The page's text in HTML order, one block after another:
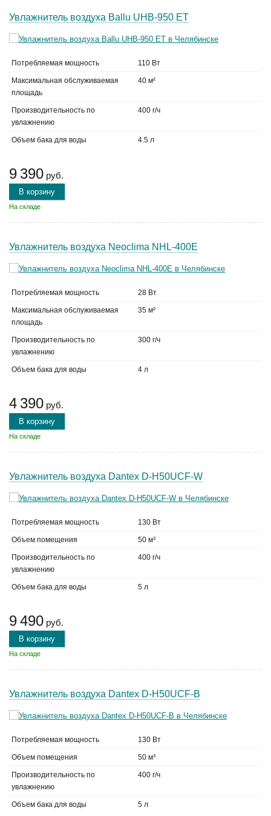
Увлажнитель воздуха Ballu UHB-950 ET
Потребляемая мощность 110 Вт
Максимальная обслуживаемая
площадь
40 м²
Производительность по
увлажнению
400 г/ч
Объем бака для воды 4.5 л
9 390 руб.
В корзину
На складе
Увлажнитель воздуха Neoclima NHL-400E
Потребляемая мощность 28 Вт
Максимальная обслуживаемая
площадь
35 м²
Производительность по
увлажнению
300 г/ч
Объем бака для воды 4 л
4 390 руб.
В корзину
На складе
Увлажнитель воздуха Dantex D-H50UCF-W
Потребляемая мощность 130 Вт
Объем помещения 50 м³
Производительность по
увлажнению
400 г/ч
Объем бака для воды 5 л
9 490 руб.
В корзину
На складе
Увлажнитель воздуха Dantex D-H50UCF-B
Потребляемая мощность 130 Вт
Объем помещения 50 м³
Производительность по
увлажнению
400 г/ч
Объем бака для воды 5 л